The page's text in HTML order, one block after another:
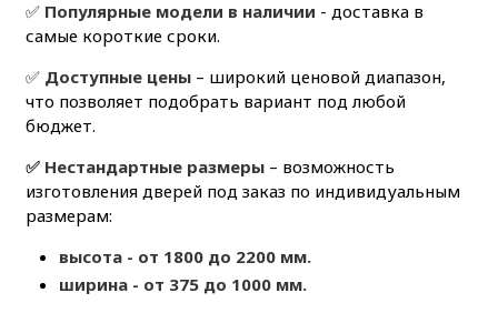
✅ Популярные модели в наличии - доставка в
самые короткие сроки.
✅ Доступные цены– широкий ценовой диапазон,
что позволяет подобрать вариант под любой
бюджет.
✅ Нестандартные размеры – возможность
изготовления дверей под заказ по индивидуальным
размерам:
высота - от 1800 до 2200 мм.
ширина - от 375 до 1000 мм.